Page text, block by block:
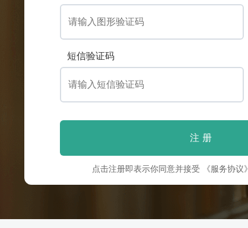
短信验证码
注册
点击注册即表示你同意并接受 《服务协议》